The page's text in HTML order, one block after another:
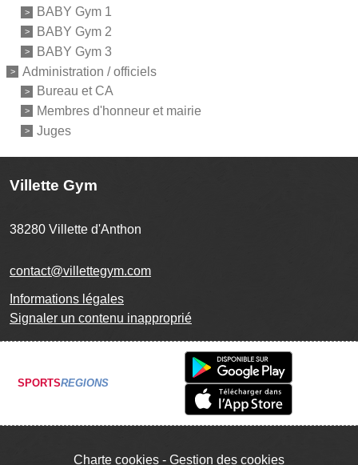
BABY Gym 1
BABY Gym 2
BABY Gym 3
Administration / officiels
Bureau et CA
Membres d'honneur et mairie
Juges
Villette Gym
38280 Villette d'Anthon
contact@villettegym.com
Informations légales
Signaler un contenu inapproprié
SPORTSREGIONS
Charte cookies Gestion des cookies